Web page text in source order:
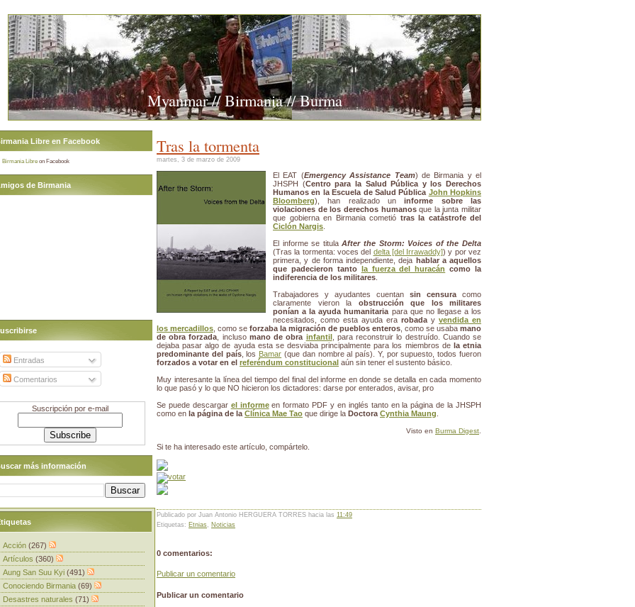
Myanmar // Birmania // Burma
Tras la tormenta
martes, 3 de marzo de 2009
El EAT (Emergency Assistance Team) de Birmania y el
JHSPH (Centro para la Salud Pública y los Derechos
Humanos en la Escuela de Salud Pública John Hopkins
Bloomberg), han realizado uninforme sobre las
violaciones de los derechos humanosque la junta militar
que gobierna en Birmania cometió tras la catástrofe del
Ciclón Nargis
El informe se titulaAfter the Storm: Voices of the Delta
(Tras la tormenta: voces del delta [del Irrawaddy]) y por vez
primera, y de forma independiente, deja hablar a aquellos
que padecieron tanto la fuerza del huracán como la
indiferencia de los militares
Trabajadores y ayudantes cuentan sin censura como
claramente vieron la obstrucción que los militares
ponían a la ayuda humanitaria para que no llegase a los
necesitados, como esta ayuda era robada y vendida en
los mercadillos , como se forzaba la migración de pueblos enteros , como se usaba mano
de obra forzada , incluso mano de obra infantil, para reconstruir lo destruído. Cuando se
dejaba pasar algo de ayuda esta se desviaba principalmente para los miembros de la etnia
predominante del país, los Bamar (que dan nombre al país). Y, por supuesto, todos fueron
forzados a votar en el referéndum constitucional aún sin tener el sustento básico.
Muy interesante la línea del tiempo del final del informe en donde se detalla en cada momento
lo que pasó y lo que NO hicieron los dictadores: darse por enterados, avisar, pro
Se puede descargar el informeen formato PDF y en inglés tanto en la página de la JHSPH
como en la página de la Clínica Mae Tao que dirige la Doctora Cynthia Maung
Visto en Burma Digest
Si te ha interesado este artículo, compártelo.
Publicado por Juan Antonio HERGUERA TORRES hacia las 11:49
Etiquetas: Etnias, Noticias
0 comentarios:
Publicar un comentario
Publicar un comentario
Libre en Facebook
Birmania Libre on Facebook
de Birmania
Entradas
Comentarios
Suscripción por e-mail
más información
Acción (267)
Artículos (360)
Aung San Suu Kyi (491)
Conociendo Birmania (69)
Desastres naturales (71)